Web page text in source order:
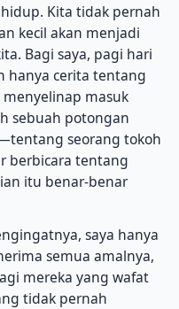
Kita tidak pernah
kecil akan menjadi
Bagi saya, pagi hari
hanya cerita tentang
masuk
sebuah potongan
seorang tokoh
berbicara tentang
itu benar-benar
saya hanya
semua amalnya,
mereka yang wafat
tidak pernah